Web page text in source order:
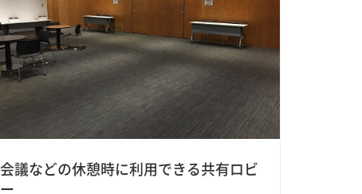
会議などの休憩時に利用できる共有ロビ
ー